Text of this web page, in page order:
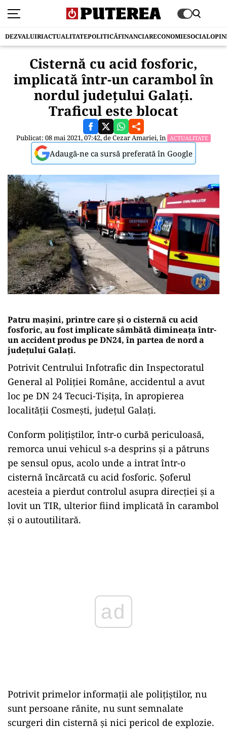
DEZVALUIRIACTUALITATEPOLITICĂFINANCIARECONOMIESOCIAL
Cisternă cu acid fosforic,
implicată într-un carambol în
nordul județului Galați.
Traficul este blocat
Publicat: 08 mai 2021, 07:42, deCezar Amariei, în ACTUALITATE
Adaugă-ne ca sursă preferată în Google
Patru mașini, printre care și o cisternă cu acid
fosforic, au fost implicate sâmbătă dimineața într-
un accident produs pe DN24, în partea de nord a
județului Galați.
Potrivit Centrului Infotrafic din Inspectoratul
General al Poliției Române, accidentul a avut
loc pe DN 24 Tecuci-Tișița, în apropierea
localității Cosmești, județul Galați.
Conform polițiștilor, într-o curbă periculoasă,
remorca unui vehicul s-a desprins și a pătruns
pe sensul opus, acolo unde a intrat într-o
cisternă încărcată cu acid fosforic. Șoferul
acesteia a pierdut controlul asupra direcției și a
lovit un TIR, ulterior fiind implicată în carambol
și o autoutilitară.
Potrivit primelor informații ale polițiștilor, nu
sunt persoane rănite, nu sunt semnalate
scurgeri din cisternă și nici pericol de explozie.